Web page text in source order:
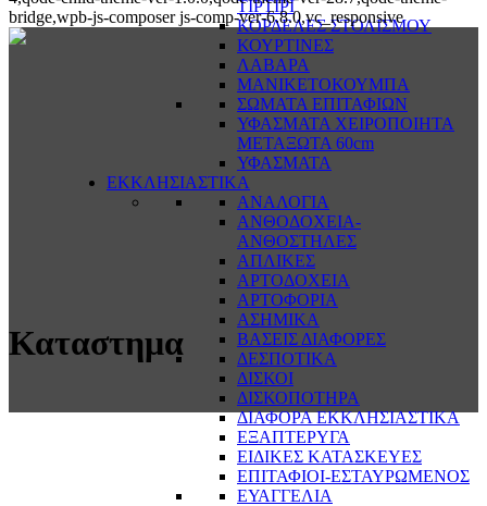
ΤΙΡΤΙΡΙ
ΚΟΡΔΕΛΕΣ ΣΤΟΛΙΣΜΟΥ
ΚΟΥΡΤΙΝΕΣ
ΛΑΒΑΡΑ
ΜΑΝΙΚΕΤΟΚΟΥΜΠΑ
ΣΩΜΑΤΑ ΕΠΙΤΑΦΙΩΝ
ΥΦΑΣΜΑΤΑ ΧΕΙΡΟΠΟΙΗΤΑ
ΜΕΤΑΞΩΤΑ 60cm
ΥΦΑΣΜΑΤΑ
ΕΚΚΛΗΣΙΑΣΤΙΚΑ
ΑΝΑΛΟΓΙΑ
ΑΝΘΟΔΟΧΕΙΑ-
ΑΝΘΟΣΤΗΛΕΣ
ΑΠΛΙΚΕΣ
ΑΡΤΟΔΟΧΕΙΑ
ΑΡΤΟΦΟΡΙΑ
ΑΣΗΜΙΚΑ
ΒΑΣΕΙΣ ΔΙΑΦΟΡΕΣ
ΔΕΣΠΟΤΙΚΑ
ΔΙΣΚΟΙ
ΔΙΣΚΟΠΟΤΗΡΑ
ΔΙΑΦΟΡΑ ΕΚΚΛΗΣΙΑΣΤΙΚΑ
ΕΞΑΠΤΕΡΥΓΑ
ΕΙΔΙΚΕΣ ΚΑΤΑΣΚΕΥΕΣ
ΕΠΙΤΑΦΙΟΙ-ΕΣΤΑΥΡΩΜΕΝΟΣ
ΕΥΑΓΓΕΛΙΑ
bridge,wpb-js-composer js-comp-ver-6.8.0,vc_responsive
Καταστημα